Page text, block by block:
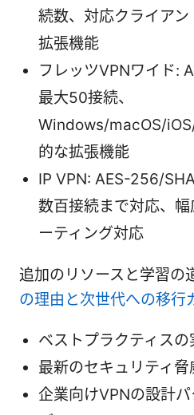
続数、対応クライア
拡張機能
フレッツVPNワイド:
最大50接続、
Windows/macOS/
的な拡張機能
IP VPN: AES-256/
数百接続まで対応、
ーティング対応
追加のリソースと学習の
の理由と次世代への移行
ベストプラクティス
最新のセキュリティ
企業向けVPNの設計